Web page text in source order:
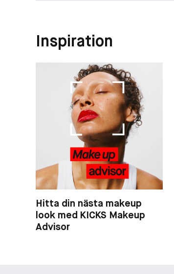
Inspiration
Hitta din nästa makeup
look med KICKS Makeup
Advisor